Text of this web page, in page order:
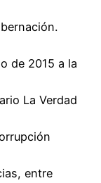
de 2015 a la
La Verdad
entre